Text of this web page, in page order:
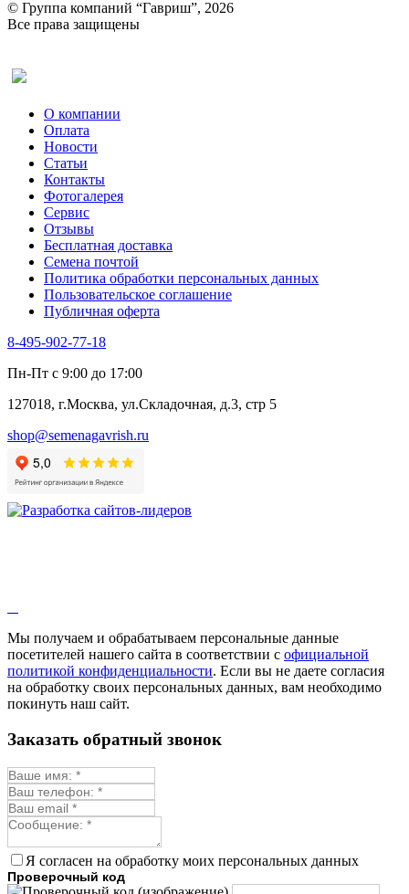
© Группа компаний “Гавриш”, 2026
Все права защищены
О компании
Оплата
Новости
Статьи
Контакты
Фотогалерея​
Сервис
Отзывы
Бесплатная доставка
Семена почтой
Политика обработки персональных данных
Пользовательское соглашение
Публичная оферта
8-495-902-77-18
Пн-Пт с 9:00 до 17:00
127018, г.Москва, ул.Складочная, д.3, стр 5
shop@semenagavrish.ru
Мы получаем и обрабатываем персональные данные
посетителей нашего сайта в соответствии с официальной
политикой конфиденциальности. Если вы не даете согласия
на обработку своих персональных данных, вам необходимо
покинуть наш сайт.
Заказать обратный звонок
Я согласен на обработку моих персональных данных
Проверочный код